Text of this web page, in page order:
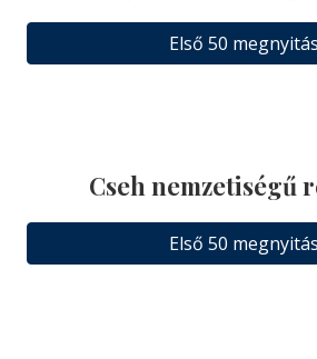
Első 50
Cseh nemzetiségű
Első 50